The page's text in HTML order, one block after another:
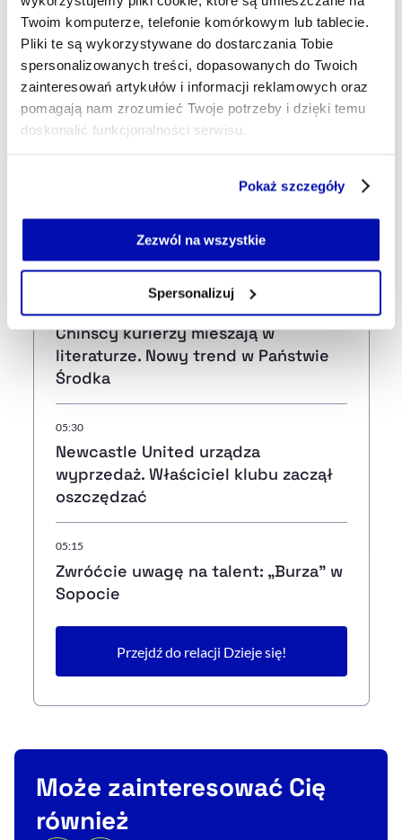
Twoim komputerze, telefonie komórkowym lub tablecie.
Pliki te są wykorzystywane do dostarczania Tobie
spersonalizowanych treści, dopasowanych do Twoich
zainteresowań artykułów i informacji reklamowych oraz
pomagają nam zrozumieć Twoje potrzeby i dzięki temu
doskonalić funkcjonalności serwisu.
Jeżeli nie wyrażasz zgody na zapisywanie plików cookie,
możesz łatwo zarządzać swoimi uprawnieniami, np. we
własnej przeglądarce internetowej lub po wybraniu opcji
naszej
Polityce Prywatności
Pokaż szczegóły
Zezwól na wszystkie
Spersonalizuj
33 min temu
USA: Zgoda senatu na finansowanie
instytucji federalnych, by uniknąć
paraliżu rządu
Iran stawia warunki otwarcia
cieśniny Ormuz. USA musiałyby
wypłacić odszkodowania
Chińscy kurierzy mieszają w
literaturze. Nowy trend w Państwie
Środka
05:30
Newcastle United urządza
wyprzedaż. Właściciel klubu zaczął
oszczędzać
05:15
Zwróćcie uwagę na talent: „Burza” w
Sopocie
Przejdź do relacji Dzieje się!
Może zainteresować Cię
również